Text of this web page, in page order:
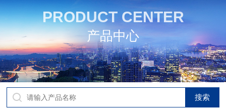
PRODUCT CENTER
产品中心